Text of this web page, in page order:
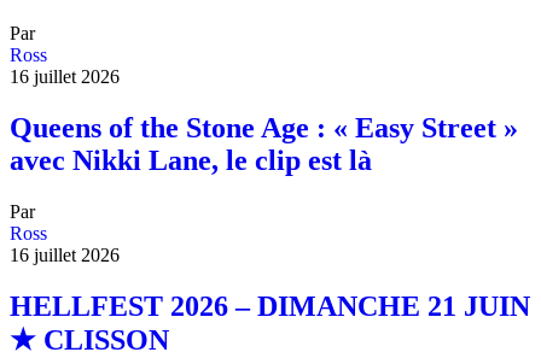
Par
Ross
16 juillet 2026
Queens of the Stone Age : « Easy Street »
avec Nikki Lane, le clip est là
Par
Ross
16 juillet 2026
HELLFEST 2026 – DIMANCHE 21 JUIN
★ CLISSON